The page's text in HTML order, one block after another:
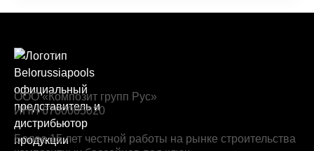
ООО «Композит групп Рус»
ИНН 6700005020
Более 15 лет честной работы на рынке строительства